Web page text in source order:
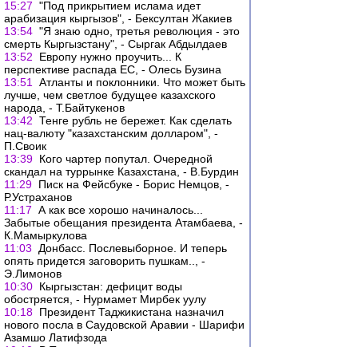
15:27 "Под прикрытием ислама идет
арабизация кыргызов", - Бексултан Жакиев
13:54 "Я знаю одно, третья революция - это
смерть Кыргызстану", - Сыргак Абдылдаев
13:52
Европу нужно проучить... К
перспективе распада ЕС, - Олесь Бузина
13:51
Атланты и поклонники. Что может быть
лучше, чем светлое будущее казахского
народа, - Т.Байтукенов
13:42 Тенге рубль не бережет. Как сделать
нац-валюту "казахстанским долларом", -
П.Своик
13:39 Кого чартер попутал. Очередной
скандал на туррынке Казахстана, - В.Бурдин
11:29 Писк на Фейсбуке - Борис Немцов, -
Р.Устраханов
11:17 А как все хорошо начиналось...
Забытые обещания президента Атамбаева, -
К.Мамыркулова
11:03
Донбасс. Послевыборное. И теперь
опять придется заговорить пушкам.., -
Э.Лимонов
10:30 Кыргызстан: дефицит воды
обостряется, - Нурмамет Мирбек уулу
10:18 Президент Таджикистана назначил
нового посла в Саудовской Аравии - Шарифи
Азамшо Латифзода